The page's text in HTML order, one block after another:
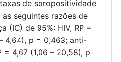
de soropositividade
seguintes razões de
(IC) de 95%: HIV, RP =
4,64), p = 0,463; anti-
= 4,67 (1,06 – 20,58), p